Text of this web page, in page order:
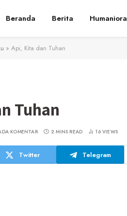
Beranda Berita Humaniora
» Api, Kita dan Tuhan
Tuhan
KOMENTAR 2 MINS READ 16VIEWS
Twitter Telegram